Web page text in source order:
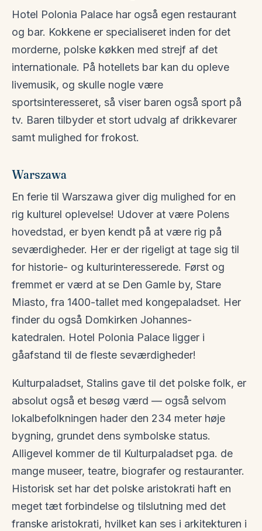
Hotel Polonia Palace har også egen restaurant
og bar. Kokkene er specialiseret inden for det
morderne, polske køkken med strejf af det
internationale. På hotellets bar kan du opleve
livemusik, og skulle nogle være
sportsinteresseret, så viser baren også sport på
tv. Baren tilbyder et stort udvalg af drikkevarer
samt mulighed for frokost.
Warszawa
En ferie til Warszawa giver dig mulighed for en
rig kulturel oplevelse! Udover at være Polens
hovedstad, er byen kendt på at være rig på
seværdigheder. Her er der rigeligt at tage sig til
for historie- og kulturinteresserede. Først og
fremmet er værd at se Den Gamle by, Stare
Miasto, fra 1400-tallet med kongepaladset. Her
finder du også Domkirken Johannes-
katedralen. Hotel Polonia Palace ligger i
gåafstand til de fleste seværdigheder!
Kulturpaladset, Stalins gave til det polske folk, er
absolut også et besøg værd — også selvom
lokalbefolkningen hader den 234 meter høje
bygning, grundet dens symbolske status.
Alligevel kommer de til Kulturpaladset pga. de
mange museer, teatre, biografer og restauranter.
Historisk set har det polske aristokrati haft en
meget tæt forbindelse og tilslutning med det
franske aristokrati, hvilket kan ses i arkitekturen i